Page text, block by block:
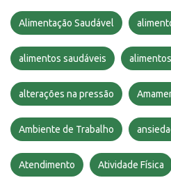
Alimentação Saudável
alimentos saudáveis
alterações na pressão
Ambiente de Trabalho
Atendimento Atividade Física